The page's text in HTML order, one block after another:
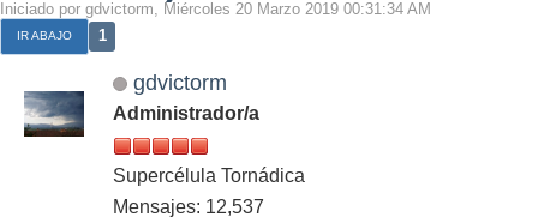
Iniciado por gdvictorm, Miércoles 20 Marzo 2019 00:31:34 AM
IR ABAJO 1
gdvictorm
Administrador/a
Supercélula Tornádica
Mensajes: 12,537